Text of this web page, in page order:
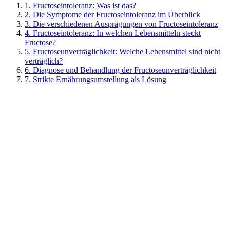
1. Fructoseintoleranz: Was ist das?
2. Die Symptome der Fructoseintoleranz im Überblick
3. Die verschiedenen Ausprägungen von Fructoseintoleranz
4. Fructoseintoleranz: In welchen Lebensmitteln steckt
Fructose?
5. Fructoseunverträglichkeit: Welche Lebensmittel sind nicht
verträglich?
6. Diagnose und Behandlung der Fructoseunverträglichkeit
7. Strikte Ernährungsumstellung als Lösung